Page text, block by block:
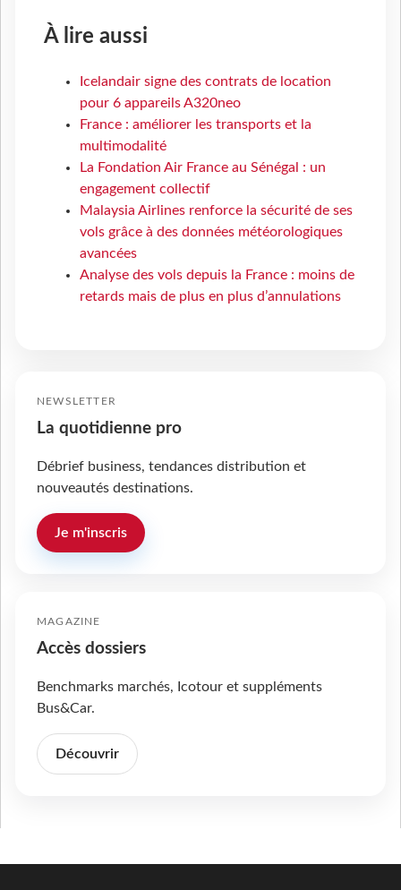
À lire aussi
Icelandair signe des contrats de location
pour 6 appareils A320neo
France : améliorer les transports et la
multimodalité
La Fondation Air France au Sénégal : un
engagement collectif
Malaysia Airlines renforce la sécurité de ses
vols grâce à des données météorologiques
avancées
Analyse des vols depuis la France : moins de
retards mais de plus en plus d’annulations
NEWSLETTER
La quotidienne pro
Débrief business, tendances distribution et
nouveautés destinations.
Je m'inscris
MAGAZINE
Accès dossiers
Benchmarks marchés, Icotour et suppléments
Bus&Car.
Découvrir